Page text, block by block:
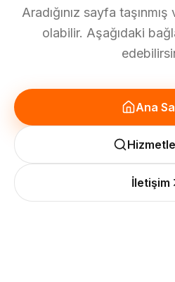
Aradığınız sayfa
olabilir. Aşağıdaki
Ana
İletişim